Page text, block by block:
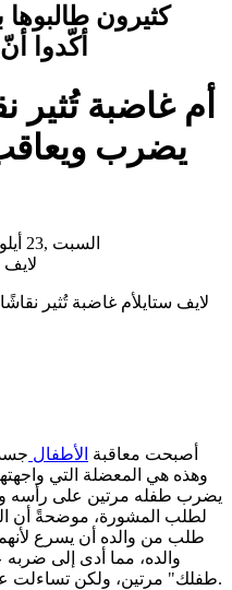
كثيرون
أكّدوا
أم غاضبة تُثير
يضرب
14:47 2017 السبت ,23 أيلول / سبتمبر
أصبحت معاقبة الأطفال
وهذه هي المعضلة التي
يضرب طفله مرتين على رأسه
طلب من والده أن يسرع
والده، مما أدى إلى
طفلك" مرتين، ولكن تساءلت عما إذا كان عليها أن تبلغ سلطة أعلى.